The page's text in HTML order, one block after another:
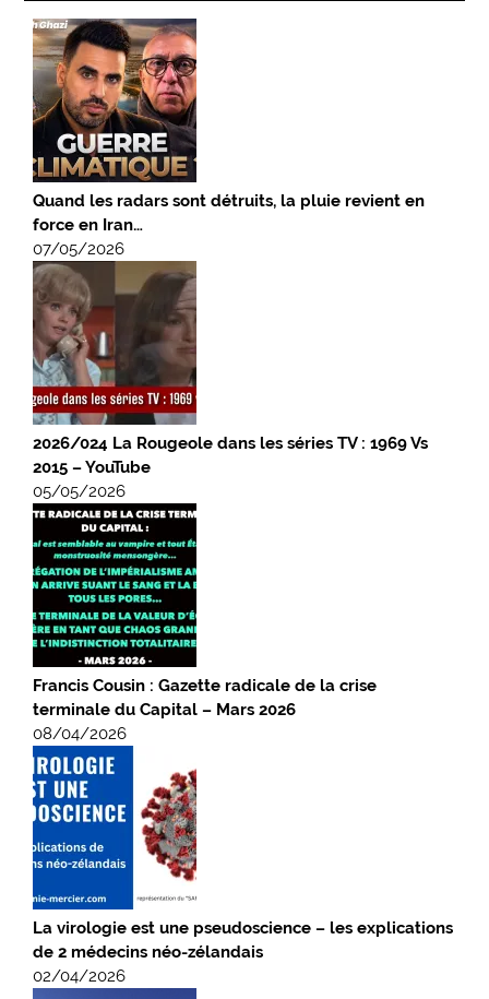
Quand les radars sont détruits, la pluie revient en
force en Iran…
07/05/2026
2026/024 La Rougeole dans les séries TV : 1969 Vs
2015 – YouTube
05/05/2026
Francis Cousin : Gazette radicale de la crise
terminale du Capital – Mars 2026
08/04/2026
La virologie est une pseudoscience – les explications
de 2 médecins néo-zélandais
02/04/2026